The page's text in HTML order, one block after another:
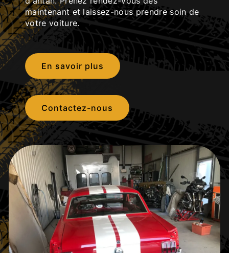
maintenant et laissez-nous prendre soin de
votre voiture.
En savoir plus
Contactez-nous